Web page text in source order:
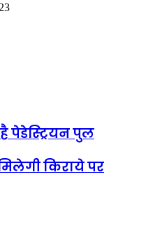
पेडेस्ट्रियन पुल
किराये पर